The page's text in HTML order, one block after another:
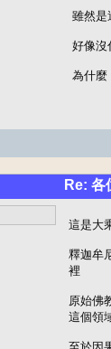
雖然是
好像沒
為什麼
Re: 各
這是大
釋迦牟
裡
原始佛
這個領